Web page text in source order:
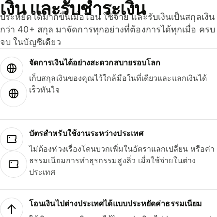
เงิน และรับชำระเงิน
ประหยัดได้มากขึ้นเมื่อโอน ใช้จ่าย และรับเงินเป็นสกุลเงิน
กว่า 40+ สกุล มาจัดการทุกอย่างที่ต้องการได้ทุกเมื่อ ครบ
จบ ในบัญชีเดียว
จัดการเงินได้อย่างสะดวกสบายรอบโลก
เก็บสกุลเงินของคุณไว้ใกล้มือในที่เดียวและแลกเงินได้
เร็วทันใจ
บัตรสำหรับใช้งานระหว่างประเทศ
ไม่ต้องห่วงเรื่องโดนบวกเพิ่มในอัตราแลกเปลี่ยน หรือค่า
ธรรมเนียมการทำธุรกรรมสูงลิ่ว เมื่อใช้จ่ายในต่าง
ประเทศ
โอนเงินไปต่างประเทศได้แบบประหยัดค่าธรรมเนียม